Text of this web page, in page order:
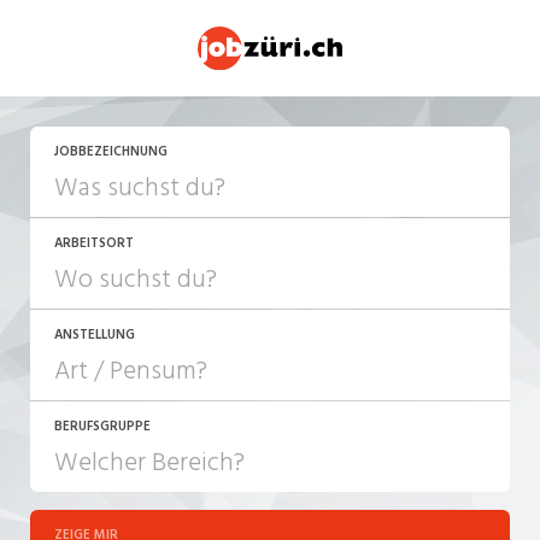
JOBBEZEICHNUNG
ARBEITSORT
ANSTELLUNG
JOB-TYP
Festanstellung
BERUFSGRUPPE
ZEIGE MIR